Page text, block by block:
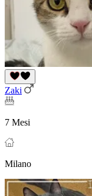
Zaki
7 Mesi
Milano